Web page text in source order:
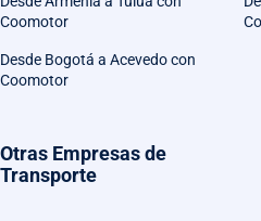
Coomotor
Desde Bogotá a Acevedo con
Coomotor
Otras Empresas de
Transporte